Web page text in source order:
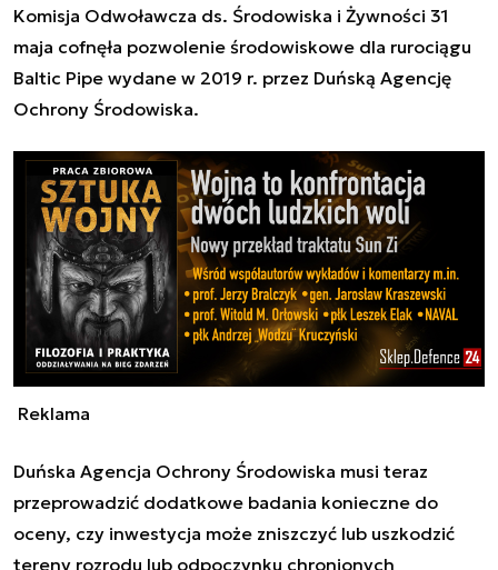
Komisja Odwoławcza ds. Środowiska i Żywności 31
maja cofnęła pozwolenie środowiskowe dla rurociągu
Baltic Pipe wydane w 2019 r. przez Duńską Agencję
Ochrony Środowiska.
Reklama
Duńska Agencja Ochrony Środowiska musi teraz
przeprowadzić dodatkowe badania konieczne do
oceny, czy inwestycja może zniszczyć lub uszkodzić
tereny rozrodu lub odpoczynku chronionych